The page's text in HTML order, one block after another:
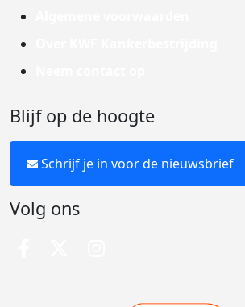
Blijf op de hoogte
Schrijf je in voor de nieuwsbrief
Volg ons